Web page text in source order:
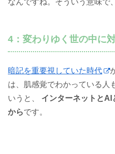
なんですね。そういう意味で
4：変わりゆく世の中に
暗記を重要視していた時代
は、肌感覚でわかっている人
いうと、 インターネットと
からです。